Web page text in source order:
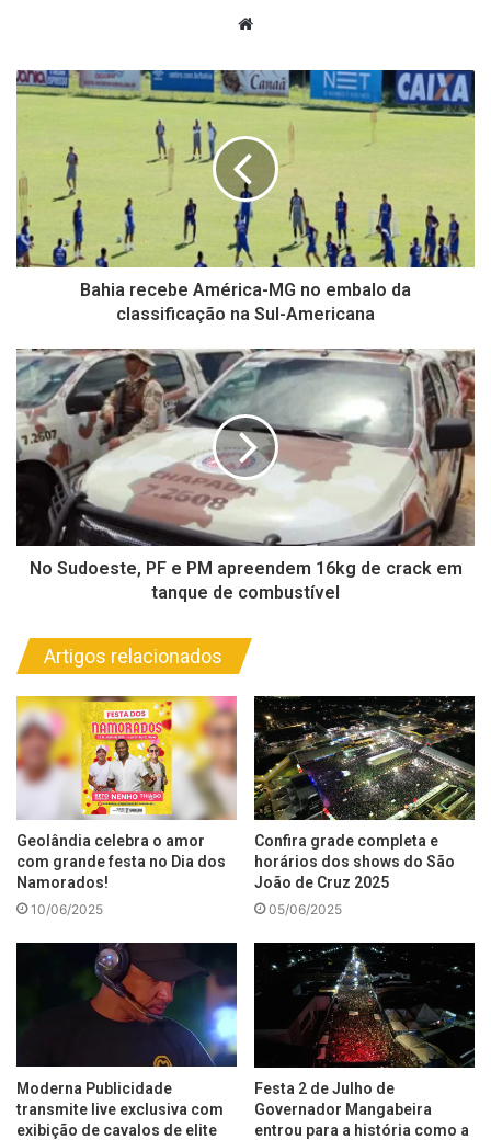
Website
Bahia recebe América-MG no embalo da
classificação na Sul-Americana
No Sudoeste, PF e PM apreendem 16kg de crack em
tanque de combustível
Artigos relacionados
Geolândia celebra o amor
com grande festa no Dia dos
Namorados!
10/06/2025
Confira grade completa e
horários dos shows do São
João de Cruz 2025
05/06/2025
Moderna Publicidade
transmite live exclusiva com
exibição de cavalos de elite
Festa 2 de Julho de
Governador Mangabeira
entrou para a história como a